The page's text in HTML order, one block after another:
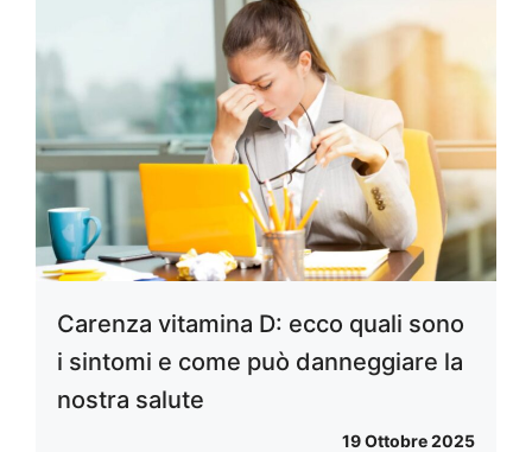
Carenza vitamina D: ecco quali sono
i sintomi e come può danneggiare la
nostra salute
19 Ottobre 2025